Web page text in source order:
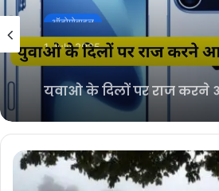
ऑटोमोबाइल
1 July 2025
युवाओ के दिलों पर राज करने
17, iPhone 16 से मिल सकता है
कुछ खास फीचर्स से होगा लैस